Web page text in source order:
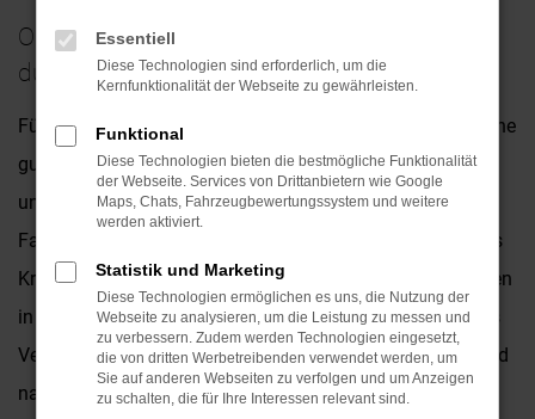
Opel Corsa Gebrauchtwagen – perfekt
durchgecheckt unterwegs in Leverkusen
Für einen Opel Corsa Gebrauchtwagen existieren eine Reihe
guter Argumente. Wer viel in Leverkusen und Umgebung
unterwegs ist, wird dieses langlebige und zuverlässige
Fahrzeug auf jeden Fall zu schätzen wissen. Im Autohaus
Kronenberger bieten wir Ihnen Opel Corsa Gebrauchtwagen
in großer Auswahl und zu rundum attraktiven Preisen. Als
Vertragshändler sind wir eng mit der Marke verbunden und
natürlich auch in der Lage, Inspektion, Wartung und
Essentiell
Diese Technologien sind erforderlich, um die
Kernfunktionalität der Webseite zu gewährleisten.
Funktional
Diese Technologien bieten die bestmögliche Funktionalität
der Webseite. Services von Drittanbietern wie Google
Maps, Chats, Fahrzeugbewertungssystem und weitere
werden aktiviert.
Statistik und Marketing
Diese Technologien ermöglichen es uns, die Nutzung der
Webseite zu analysieren, um die Leistung zu messen und
zu verbessern. Zudem werden Technologien eingesetzt,
die von dritten Werbetreibenden verwendet werden, um
Sie auf anderen Webseiten zu verfolgen und um Anzeigen
zu schalten, die für Ihre Interessen relevant sind.